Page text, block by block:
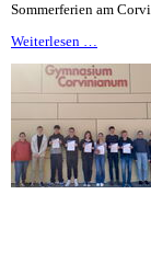
Sommerferien am
Weiterlesen …
Corvi